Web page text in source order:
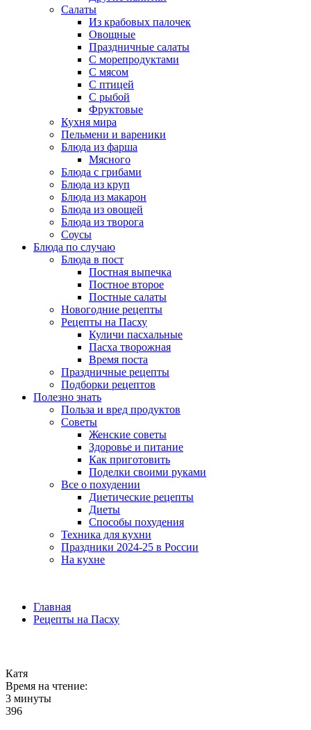
Салаты
Из крабовых палочек
Овощные
Праздничные салаты
С морепродуктами
С мясом
С птицей
С рыбой
Фруктовые
Кухня мира
Пельмени и вареники
Блюда из фарша
Мясного
Блюда с грибами
Блюда из круп
Блюда из макарон
Блюда из овощей
Блюда из творога
Соусы
Блюда по случаю
Блюда в пост
Постная выпечка
Постное второе
Постные салаты
Новогодние рецепты
Рецепты на Пасху
Куличи пасхальные
Пасха творожная
Время поста
Праздничные рецепты
Подборки рецептов
Полезно знать
Польза и вред продуктов
Советы
Женские советы
Здоровье и питание
Как приготовить
Поделки своими руками
Все о похудении
Диетические рецепты
Диеты
Способы похудения
Техника для кухни
Праздники 2024-25 в России
На кухне
Главная
Рецепты на Пасху
Катя
Время на чтение:
3 минуты
396